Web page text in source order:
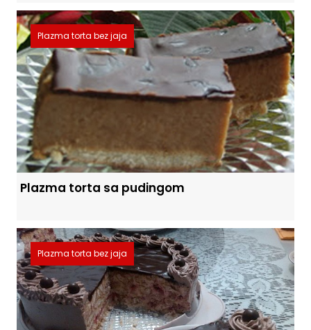
Plazma torta bez jaja
Plazma torta sa pudingom
Plazma torta bez jaja